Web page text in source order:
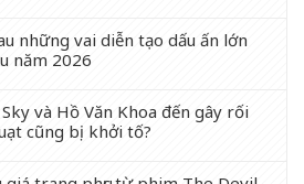
những vai diễn tạo dấu ấn lớn
năm 2026
và Hồ Văn Khoa đến gây rối
cũng bị khởi tố?